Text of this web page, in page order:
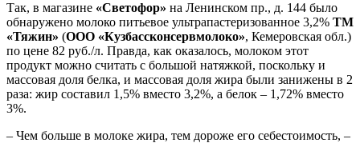
Так, в магазине «Светофор» на Ленинском пр., д. 144 было
обнаружено молоко питьевое ультрапастеризованное 3,2% ТМ
«Тяжин» (ООО «Кузбассконсервмолоко», Кемеровская обл.)
по цене 82 руб./л. Правда, как оказалось, молоком этот
продукт можно считать с большой натяжкой, поскольку и
массовая доля белка, и массовая доля жира были занижены в 2
раза: жир составил 1,5% вместо 3,2%, а белок – 1,72% вместо
3%.
– Чем больше в молоке жира, тем дороже его себестоимость, –